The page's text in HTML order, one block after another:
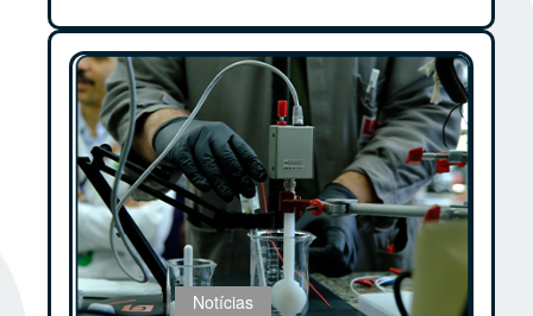
Notícias